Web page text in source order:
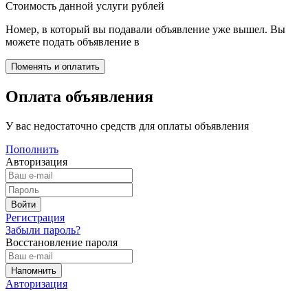
Стоимость данной услуги рублей
Номер, в который вы подавали объявление уже вышел. Вы
можете подать объявление в
Оплата объявления
У вас недостаточно средств для оплаты объявления
Пополнить
Авторизация
Регистрация
Забыли пароль?
Восстановление пароля
Авторизация